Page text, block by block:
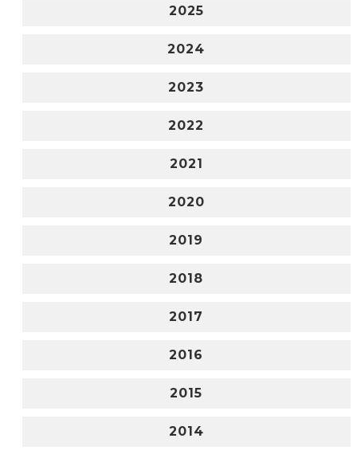
2025
2024
2023
2022
2021
2020
2019
2018
2017
2016
2015
2014